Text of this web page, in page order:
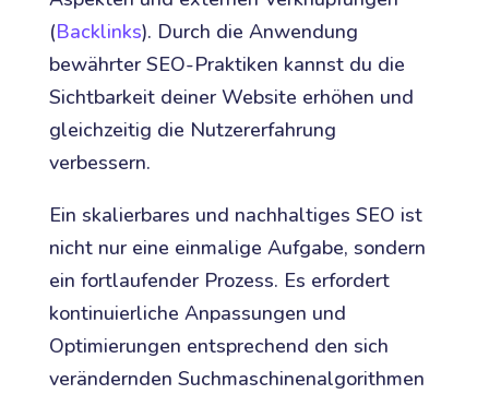
(Backlinks). Durch die Anwendung
bewährter SEO-Praktiken kannst du die
Sichtbarkeit deiner Website erhöhen und
gleichzeitig die Nutzererfahrung
verbessern.
Ein skalierbares und nachhaltiges SEO ist
nicht nur eine einmalige Aufgabe, sondern
ein fortlaufender Prozess. Es erfordert
kontinuierliche Anpassungen und
Optimierungen entsprechend den sich
verändernden Suchmaschinenalgorithmen